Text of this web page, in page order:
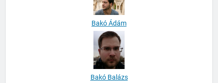
Bakó Ádám
Bakó Balázs